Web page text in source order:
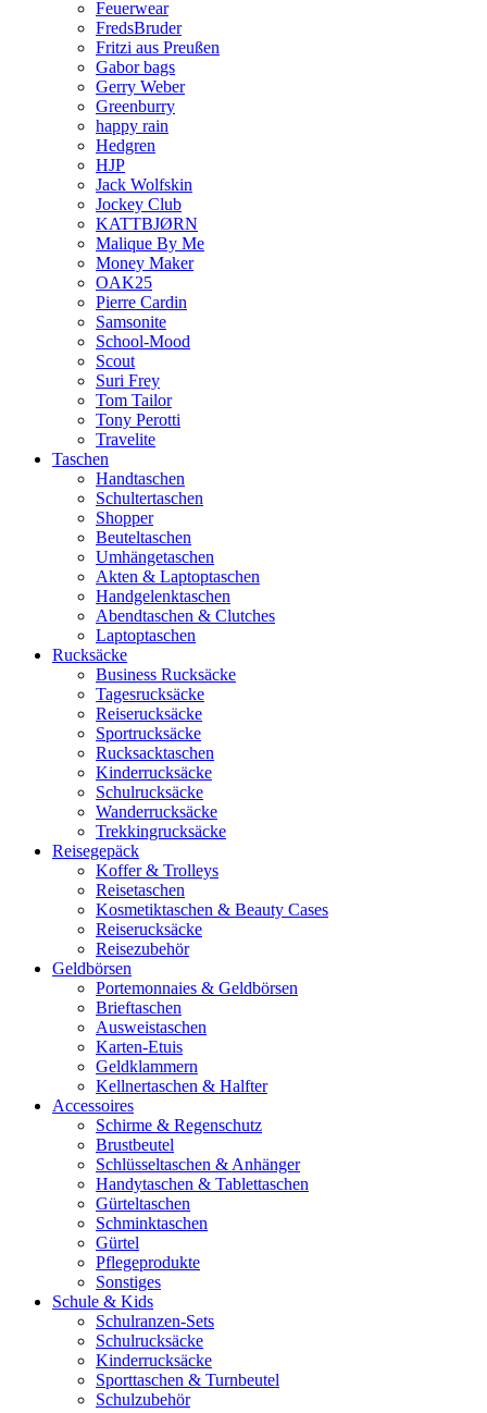
Feuerwear
FredsBruder
Fritzi aus Preußen
Gabor bags
Gerry Weber
Greenburry
happy rain
Hedgren
HJP
Jack Wolfskin
Jockey Club
KATTBJØRN
Malique By Me
Money Maker
OAK25
Pierre Cardin
Samsonite
School-Mood
Scout
Suri Frey
Tom Tailor
Tony Perotti
Travelite
Taschen
Handtaschen
Schultertaschen
Shopper
Beuteltaschen
Umhängetaschen
Akten & Laptoptaschen
Handgelenktaschen
Abendtaschen & Clutches
Laptoptaschen
Rucksäcke
Business Rucksäcke
Tagesrucksäcke
Reiserucksäcke
Sportrucksäcke
Rucksacktaschen
Kinderrucksäcke
Schulrucksäcke
Wanderrucksäcke
Trekkingrucksäcke
Reisegepäck
Koffer & Trolleys
Reisetaschen
Kosmetiktaschen & Beauty Cases
Reiserucksäcke
Reisezubehör
Geldbörsen
Portemonnaies & Geldbörsen
Brieftaschen
Ausweistaschen
Karten-Etuis
Geldklammern
Kellnertaschen & Halfter
Accessoires
Schirme & Regenschutz
Brustbeutel
Schlüsseltaschen & Anhänger
Handytaschen & Tablettaschen
Gürteltaschen
Schminktaschen
Gürtel
Pflegeprodukte
Sonstiges
Schule & Kids
Schulranzen-Sets
Schulrucksäcke
Kinderrucksäcke
Sporttaschen & Turnbeutel
Schulzubehör